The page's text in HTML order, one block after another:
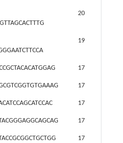
20
19
17
17
17
17
17